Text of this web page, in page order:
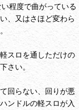
程度で曲がっている
、又はさほど変わら
スロを通しただけの
さい。
回らない、回りが悪
ンドルの軽スロが入